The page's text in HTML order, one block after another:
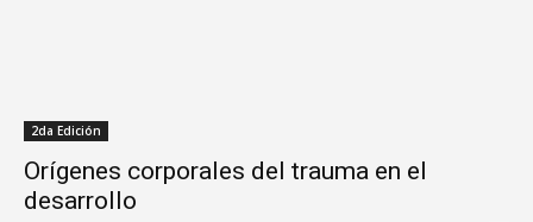
2da Edición
Orígenes corporales del trauma en el
desarrollo